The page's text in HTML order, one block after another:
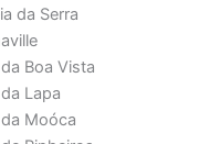
da Serra
Boa Vista
Lapa
Moóca